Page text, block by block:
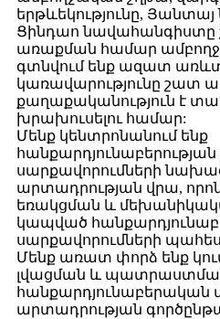
երթևեկությունը,
Ցինդաո նավահանգիստը
առաքման համար
գտնվում ենք ազատ
կառավարությունը շատ
քաղաքականություն է
խրախուսելու համար:
Մենք կենտրոնանում ենք
սարքավորումների
արտադրության վրա,
եռակցման և
կապված
սարքավորումների
Մենք առատ փորձ ենք
լվացման և
հանքարդյունաբերական
արտադրության